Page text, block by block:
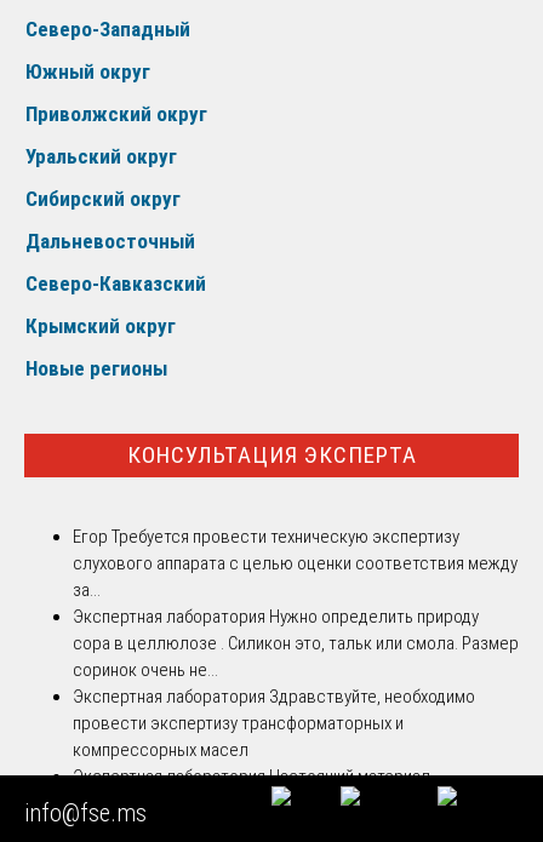
Северо-Западный
Южный округ
Приволжский округ
Уральский округ
Сибирский округ
Дальневосточный
Северо-Кавказский
Крымский округ
Новые регионы
КОНСУЛЬТАЦИЯ ЭКСПЕРТА
Егор Требуется провести техническую экспертизу
слухового аппарата с целью оценки соответствия между
за...
Экспертная лаборатория Нужно определить природу
сора в целлюлозе . Силикон это, тальк или смола. Размер
соринок очень не...
Экспертная лаборатория Здравствуйте, необходимо
провести экспертизу трансформаторных и
компрессорных масел
Экспертная лабораторияНастоящий материал
представляет собой систематизированное, научно-
методическое и процессуально-ор...
info@fse.ms